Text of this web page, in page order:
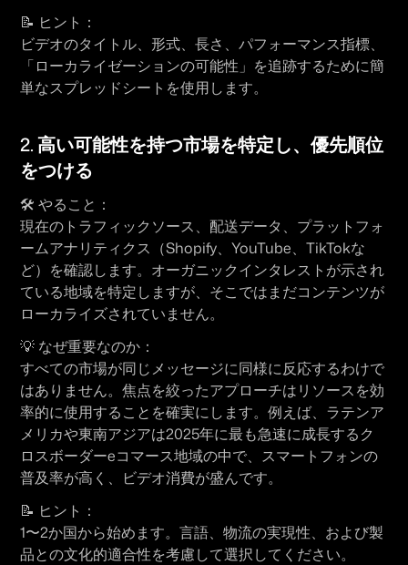
📝 ヒント：
ビデオのタイトル、形式、長さ、パフォーマンス指標、
「ローカライゼーションの可能性」を追跡するために簡
単なスプレッドシートを使用します。
2. 高い可能性を持つ市場を特定し、優先順位
をつける
🛠 やること：
現在のトラフィックソース、配送データ、プラットフォ
ームアナリティクス（Shopify、YouTube、TikTokな
ど）を確認します。オーガニックインタレストが示され
ている地域を特定しますが、そこではまだコンテンツが
ローカライズされていません。
💡 なぜ重要なのか：
すべての市場が同じメッセージに同様に反応するわけで
はありません。焦点を絞ったアプローチはリソースを効
率的に使用することを確実にします。例えば、ラテンア
メリカや東南アジアは2025年に最も急速に成長するク
ロスボーダーeコマース地域の中で、スマートフォンの
普及率が高く、ビデオ消費が盛んです。
📝 ヒント：
1〜2か国から始めます。言語、物流の実現性、および製
品との文化的適合性を考慮して選択してください。